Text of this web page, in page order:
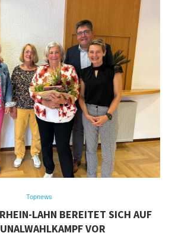
Topnews
LAHN BEREITET SICH AUF
VOR